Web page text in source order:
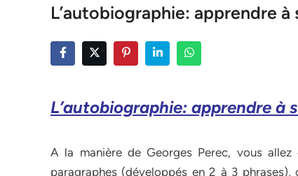
L’autobiographie: apprendre à
L’autobiographie: apprendre à
A la manière de Georges Perec, vous
paragraphes (développés en 2 à 3